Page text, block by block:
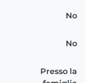
No
No
Presso la